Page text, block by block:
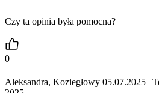
Czy ta opinia była pomocna?
0
Aleksandra, Koziegłowy 05.07.2025 |